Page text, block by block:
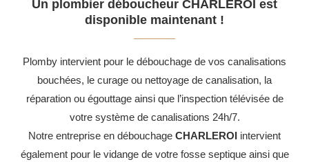
Un plombier déboucheur CHARLEROI est
disponible maintenant !
Plomby intervient pour le débouchage de vos canalisations
bouchées, le curage ou nettoyage de canalisation, la
réparation ou égouttage ainsi que l’inspection télévisée de
votre système de canalisations 24h/7.
Notre entreprise en débouchage CHARLEROI intervient
également pour le vidange de votre fosse septique ainsi que